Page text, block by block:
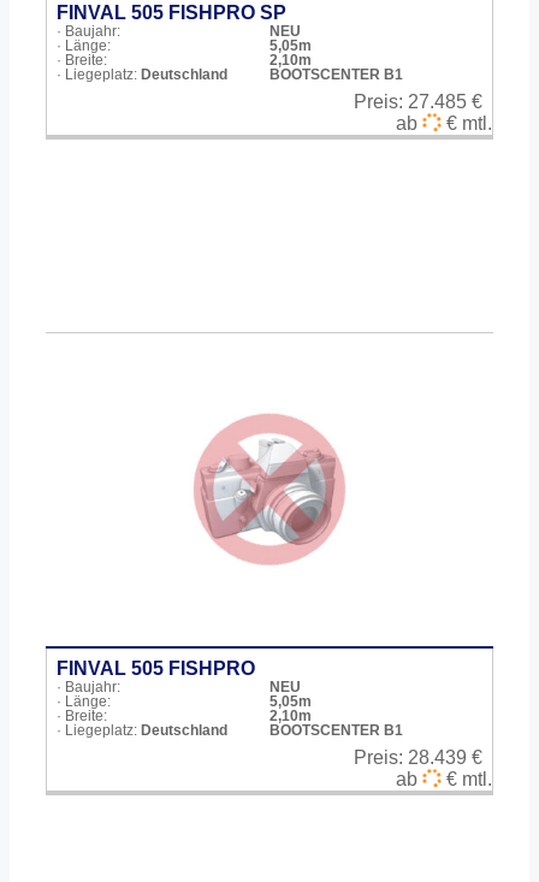
FINVAL 505 FISHPRO SP
· Baujahr:
NEU
· Länge:
5,05m
· Breite:
2,10m
· Liegeplatz: Deutschland BOOTSCENTER B1
Preis: 27.485 €
ab
€ mtl.
FINVAL 505 FISHPRO
· Baujahr:
NEU
· Länge:
5,05m
· Breite:
2,10m
· Liegeplatz: Deutschland BOOTSCENTER B1
Preis: 28.439 €
ab
€ mtl.